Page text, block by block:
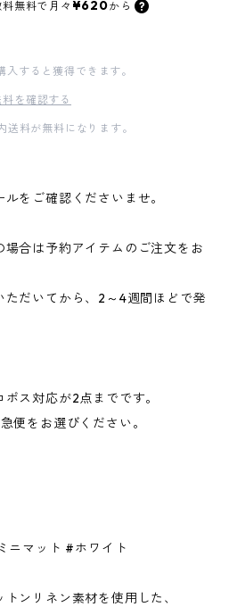
料無料で 月々 ¥620から
入すると獲得できます。
料を確認する
料が無料になります。
をご確認くださいませ。
合は予約アイテムのご注文をお
ただいてから、2～4週間ほどで発
ス対応が2点までです。
便をお選びください。
ニマット #ホワイト
ンリネン素材を使用した、